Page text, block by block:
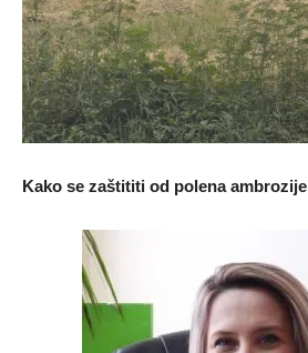
Kako se zaštititi od polena ambrozije